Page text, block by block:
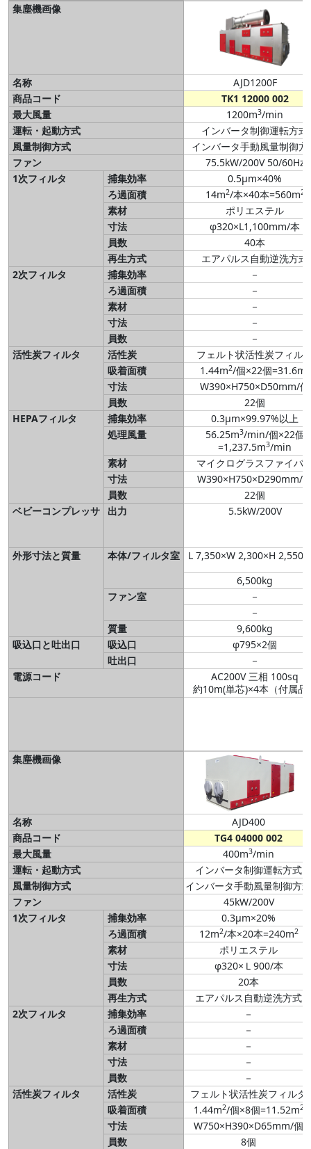
集塵機画像
名称
AJD1200F
商品コード
TK1 12000 002
最大風量
1200m3/min
運転・起動方式
インバータ制御運転方式
風量制御方式
インバータ手動風量制御方
ファン
75.5kW/200V 50/60Hz
1次フィルタ
捕集効率
0.5μm×40%
ろ過面積
14m2/本×40本=560m2
素材
ポリエステル
寸法
φ320×L1,100mm/本
員数
40本
再生方式
エアパルス自動逆洗方式
2次フィルタ
捕集効率
－
ろ過面積
－
素材
－
寸法
－
員数
－
活性炭フィルタ
活性炭
フェルト状活性炭フィル
吸着面積
1.44m2/個×22個=31.6m
寸法
W390×H750×D50mm/個
員数
22個
HEPAフィルタ
捕集効率
0.3μm×99.97%以上
処理風量
56.25m3/min/個×22個
=1,237.5m3/min
素材
マイクログラスファイバ
寸法
W390×H750×D290mm/
員数
22個
ベビーコンプレッサ
出力 5.5kW/200V
外形寸法と質量 本体/フィルタ室
L 7,350×W 2,300×H
6,500kg
ファン室
－
－
質量
9,600kg
吸込口と吐出口
吸込口
φ795×2個
吐出口
－
電源コード
AC200V 三相 100sq
約10m(単芯)×4本（付属品
集塵機画像
名称
AJD400
商品コード
TG4 04000 002
最大風量
400m3/min
運転・起動方式
インバータ制御運転方式
風量制御方式
インバータ手動風量制御方式
ファン
45kW/200V
1次フィルタ
捕集効率
0.3μm×20%
ろ過面積
12m2/本×20本=240m2
素材
ポリエステル
寸法
φ320×Ｌ900/本
員数
20本
再生方式
エアパルス自動逆洗方式
2次フィルタ
捕集効率
－
ろ過面積
－
素材
－
寸法
－
員数
－
活性炭フィルタ
活性炭
フェルト状活性炭フィルタ
吸着面積
1.44m2/個×8個=11.52m2
寸法
W750×H390×D65mm/個
員数
8個